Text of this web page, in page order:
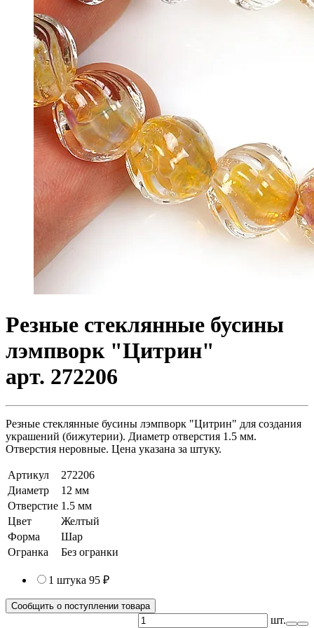
Резные стеклянные бусины
лэмпворк "Цитрин"
арт. 272206
Резные стеклянные бусины лэмпворк "Цитрин" для создания
украшений (бижутерии). Диаметр отверстия 1.5 мм.
Отверстия неровные. Цена указана за штуку.
Артикул
272206
Диаметр
12 мм
Отверстие 1.5 мм
Цвет
Желтый
Форма
Шар
Огранка
Без огранки
1 штука 95 ₽
Сообщить о поступлении товара
шт.